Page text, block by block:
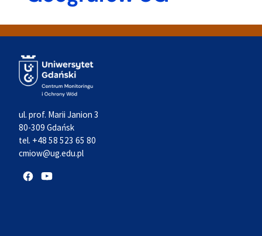
ul. prof. Marii Janion 3
80-309 Gdańsk
tel. +48 58 523 65 80
cmiow@ug.edu.pl